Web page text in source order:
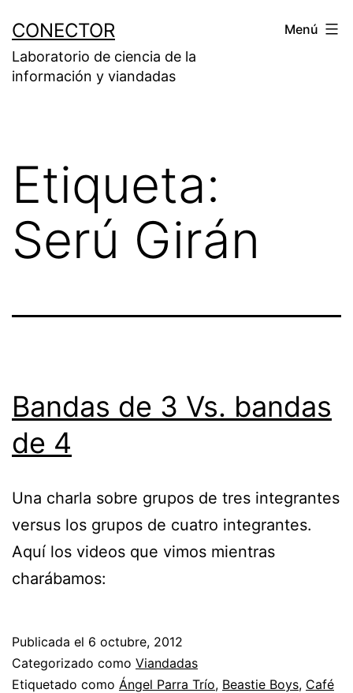
contenido
CONECTOR
Laboratorio de ciencia de la
información y viandadas
Menú
Etiqueta:
Serú Girán
Bandas de 3 Vs. bandas
de 4
Una charla sobre grupos de tres integrantes
versus los grupos de cuatro integrantes.
Aquí los videos que vimos mientras
charábamos:
Publicada el 6 octubre, 2012
Categorizado como Viandadas
Etiquetado como Ángel Parra Trío, Beastie Boys, Café